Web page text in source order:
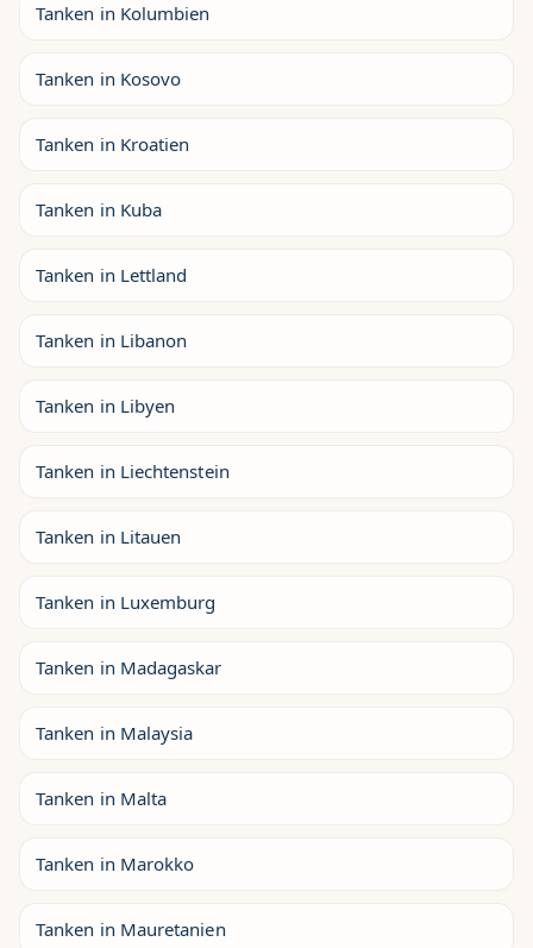
Tanken in Kolumbien
Tanken in Kosovo
Tanken in Kroatien
Tanken in Kuba
Tanken in Lettland
Tanken in Libanon
Tanken in Libyen
Tanken in Liechtenstein
Tanken in Litauen
Tanken in Luxemburg
Tanken in Madagaskar
Tanken in Malaysia
Tanken in Malta
Tanken in Marokko
Tanken in Mauretanien